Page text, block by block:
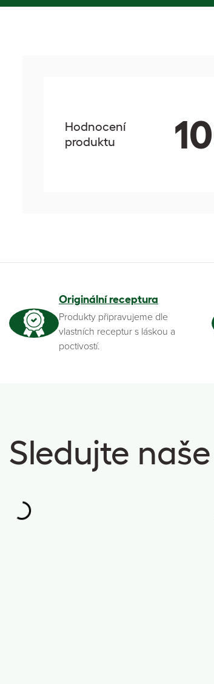
Hodnocení
produktu
Originální receptura
Produkty připravujeme dle
vlastních receptur s láskou a
poctivostí.
Sledujte